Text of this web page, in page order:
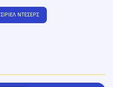
ΣΙΡΙΕΛ ΝΤΕΣΕΡΣ